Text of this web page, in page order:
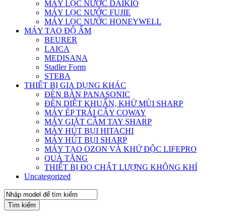
MÁY LỌC NƯỚC DAIKIO
MÁY LỌC NƯỚC FUJIE
MÁY LỌC NƯỚC HONEYWELL
MÁY TẠO ĐỘ ẨM
BEURER
LAICA
MEDISANA
Stadler Form
STEBA
THIẾT BỊ GIA DỤNG KHÁC
ĐÈN BÀN PANASONIC
ĐÈN DIỆT KHUẨN, KHỬ MÙI SHARP
MÁY ÉP TRÁI CÂY COWAY
MÁY GIẶT CẦM TAY SHARP
MÁY HÚT BỤI HITACHI
MÁY HÚT BỤI SHARP
MÁY TẠO OZON VÀ KHỬ ĐỘC LIFEPRO
QUÀ TẶNG
THIẾT BỊ ĐO CHẤT LƯỢNG KHÔNG KHÍ
Uncategorized
Tìm kiếm